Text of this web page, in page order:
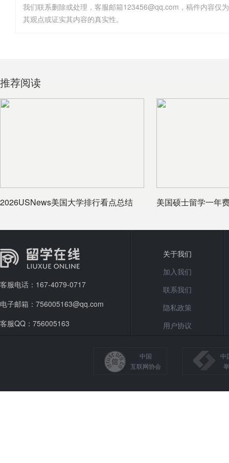
其观点或证实其内容的真实性。
推荐阅读
2026USNews美国大学排行看点总结 美国硕士留学一年
客服电话：167-4079-0717
电子邮箱：756005163@qq.com
客服QQ：756005163
关于我们
加入我们
联系我们
隐私政策
用户协议
中国
互联网协会
中